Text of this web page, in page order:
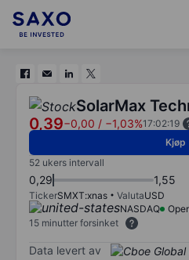
SolarMax
0,39−0,00 / −1,03%17:02:19
Kjøp
52 ukers intervall
0,29 1,55
TickerSMXT:xnas ValutaUSD
NASDAQ
15 minutter forsinket
Data levert av